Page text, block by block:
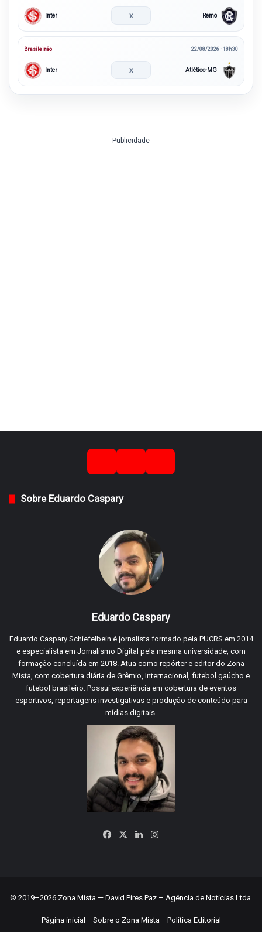
Inter x Remo
Brasileirão 22/08/2026 · 18h30
Inter x Atlético-MG
Publicidade
Sobre Eduardo Caspary
Eduardo Caspary
Eduardo Caspary Schiefelbein é jornalista formado pela PUCRS em 2014
e especialista em Jornalismo Digital pela mesma universidade, com
formação concluída em 2018. Atua como repórter e editor do Zona
Mista, com cobertura diária de Grêmio, Internacional, futebol gaúcho e
futebol brasileiro. Possui experiência em cobertura de eventos
esportivos, reportagens investigativas e produção de conteúdo para
mídias digitais.
Facebook
X LinkedinInstagram
© 2019–2026 Zona Mista — David Pires Paz – Agência de Notícias Ltda.
Página inicial Sobre o Zona Mista Política Editorial